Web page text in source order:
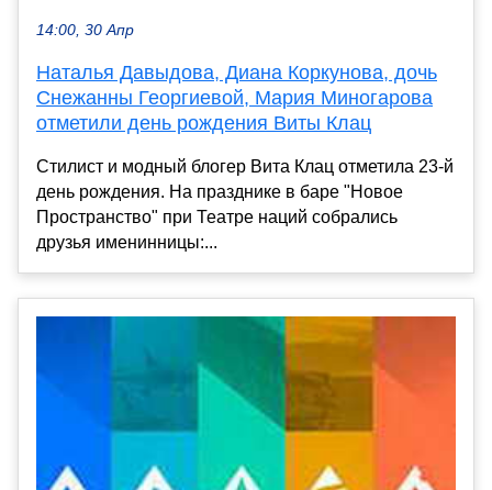
14:00, 30 Апр
Наталья Давыдова, Диана Коркунова, дочь
Снежанны Георгиевой, Мария Миногарова
отметили день рождения Виты Клац
Стилист и модный блогер Вита Клац отметила 23-й
день рождения. На празднике в баре "Новое
Пространство" при Театре наций собрались
друзья именинницы:...